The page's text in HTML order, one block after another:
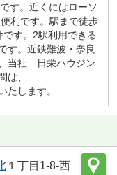
す。近くにはローソ
利です。駅まで徒歩
す。2駅利用できる
す。近鉄難波・奈良
当社 日栄ハウジン
は、
たします。
１丁目1-8-西